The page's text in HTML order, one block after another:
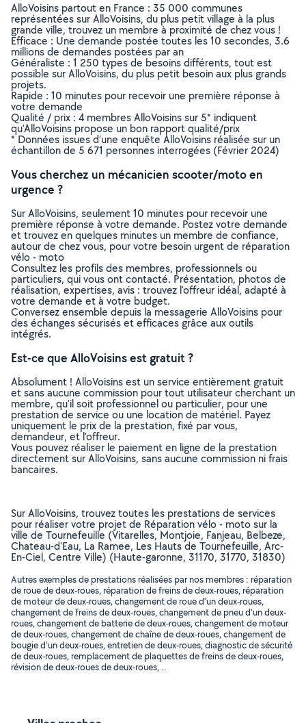
AlloVoisins partout en France : 35 000 communes
représentées sur AlloVoisins, du plus petit village à la plus
grande ville, trouvez un membre à proximité de chez vous !
Efficace : Une demande postée toutes les 10 secondes, 3.6
millions de demandes postées par an
Généraliste : 1 250 types de besoins différents, tout est
possible sur AlloVoisins, du plus petit besoin aux plus grands
projets.
Rapide : 10 minutes pour recevoir une première réponse à
votre demande
Qualité / prix : 4 membres AlloVoisins sur 5* indiquent
qu’AlloVoisins propose un bon rapport qualité/prix
* Données issues d’une enquête AlloVoisins réalisée sur un
échantillon de 5 671 personnes interrogées (Février 2024)
Vous cherchez un mécanicien scooter/moto en
urgence ?
Sur AlloVoisins, seulement 10 minutes pour recevoir une
première réponse à votre demande. Postez votre demande
et trouvez en quelques minutes un membre de confiance,
autour de chez vous, pour votre besoin urgent de réparation
vélo - moto
Consultez les profils des membres, professionnels ou
particuliers, qui vous ont contacté. Présentation, photos de
réalisation, expertises, avis : trouvez l'offreur idéal, adapté à
votre demande et à votre budget.
Conversez ensemble depuis la messagerie AlloVoisins pour
des échanges sécurisés et efficaces grâce aux outils
intégrés.
Est-ce que AlloVoisins est gratuit ?
Absolument ! AlloVoisins est un service entièrement gratuit
et sans aucune commission pour tout utilisateur cherchant un
membre, qu’il soit professionnel ou particulier, pour une
prestation de service ou une location de matériel. Payez
uniquement le prix de la prestation, fixé par vous,
demandeur, et l’offreur.
Vous pouvez réaliser le paiement en ligne de la prestation
directement sur AlloVoisins, sans aucune commission ni frais
bancaires.
Sur AlloVoisins, trouvez toutes les prestations de services
pour réaliser votre projet de Réparation vélo - moto sur la
ville de Tournefeuille (Vitarelles, Montjoie, Fanjeau, Belbeze,
Chateau-d'Eau, La Ramee, Les Hauts de Tournefeuille, Arc-
En-Ciel, Centre Ville) (Haute-garonne, 31170, 31770, 31830)
Autres exemples de prestations réalisées par nos membres : réparation
de roue de deux-roues, réparation de freins de deux-roues, réparation
de moteur de deux-roues, changement de roue d'un deux-roues,
changement de freins de deux-roues, changement de pneu d'un deux-
roues, changement de batterie de deux-roues, changement de moteur
de deux-roues, changement de chaîne de deux-roues, changement de
bougie d'un deux-roues, entretien de deux-roues, diagnostic de sécurité
de deux-roues, remplacement de plaquettes de freins de deux-roues,
révision de deux-roues de deux-roues, ..